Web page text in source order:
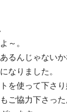
～。
るんじゃないか
なりました。
を使って下さり
ご協力下さった